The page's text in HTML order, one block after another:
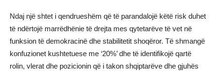
Ndaj një shtet i qendrueshëm që të parandalojë këtë risk duhet
të ndërtojë marrëdhënie të drejta mes qytetarëve të vet në
funksion të demokracinë dhe stabilitetit shoqëror. Të shmangë
konfuzionet kushtetuese me ‘20%’ dhe të identifikojë qartë
rolin, vlerat dhe pozicionin që i takon shqiptarëve dhe gjuhës